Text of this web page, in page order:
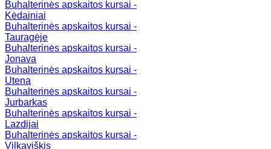
Buhalterinės apskaitos kursai -
Kėdainiai
Buhalterinės apskaitos kursai -
Tauragėje
Buhalterinės apskaitos kursai -
Jonava
Buhalterinės apskaitos kursai -
Utena
Buhalterinės apskaitos kursai -
Jurbarkas
Buhalterinės apskaitos kursai -
Lazdijai
Buhalterinės apskaitos kursai -
Vilkaviškis